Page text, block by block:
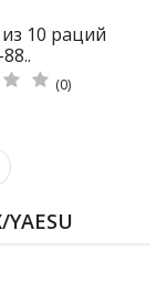
10 раций
(0)